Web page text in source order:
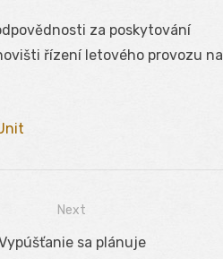
za poskytování
řízení letového provozu na
Next
sa plánuje